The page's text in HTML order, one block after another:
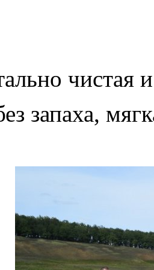
чистая
запаха,